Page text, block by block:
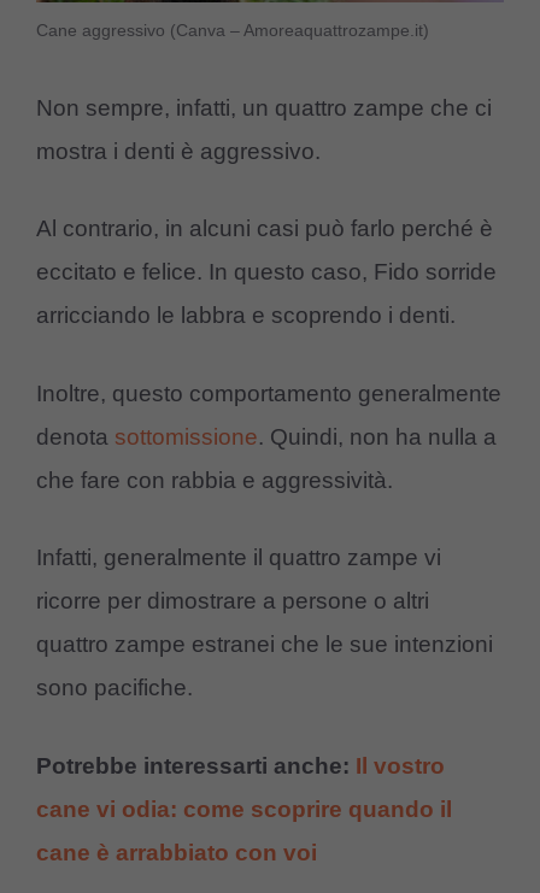
Cane aggressivo (Canva – Amoreaquattrozampe.it)
Non sempre, infatti, un quattro zampe che ci
mostra i denti è aggressivo.
Al contrario, in alcuni casi può farlo perché è
eccitato e felice. In questo caso, Fido sorride
arricciando le labbra e scoprendo i denti.
Inoltre, questo comportamento generalmente
denota sottomissione. Quindi, non ha nulla a
che fare con rabbia e aggressività.
Infatti, generalmente il quattro zampe vi
ricorre per dimostrare a persone o altri
quattro zampe estranei che le sue intenzioni
sono pacifiche.
Potrebbe interessarti anche: Il vostro
cane vi odia: come scoprire quando il
cane è arrabbiato con voi